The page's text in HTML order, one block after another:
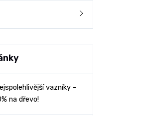
vazníky -
na dřevo!